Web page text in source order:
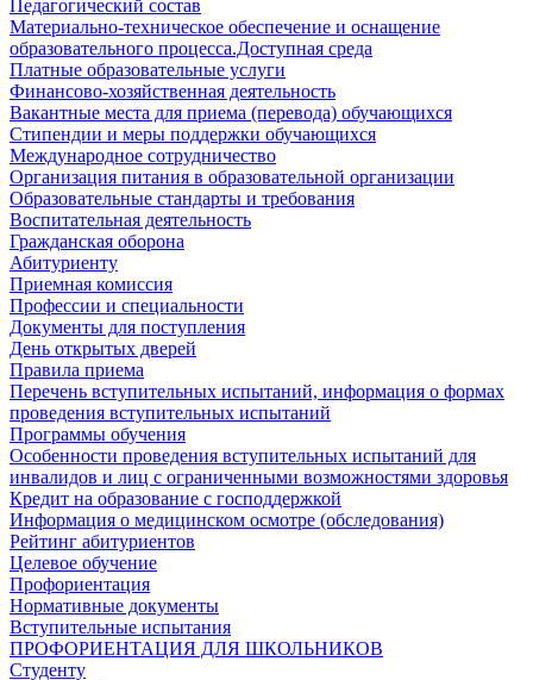
Педагогический состав
Материально-техническое обеспечение и оснащение
образовательного процесса.Доступная среда
Платные образовательные услуги
Финансово-хозяйственная деятельность
Вакантные места для приема (перевода) обучающихся
Стипендии и меры поддержки обучающихся
Международное сотрудничество
Организация питания в образовательной организации
Образовательные стандарты и требования
Воспитательная деятельность
Гражданская оборона
Абитуриенту
Приемная комиссия
Профессии и специальности
Документы для поступления
День открытых дверей
Правила приема
Перечень вступительных испытаний, информация о формах
проведения вступительных испытаний
Программы обучения
Особенности проведения вступительных испытаний для
инвалидов и лиц с ограниченными возможностями здоровья
Кредит на образование с господдержкой
Информация о медицинском осмотре (обследования)
Рейтинг абитуриентов
Целевое обучение
Профориентация
Нормативные документы
Вступительные испытания
ПРОФОРИЕНТАЦИЯ ДЛЯ ШКОЛЬНИКОВ
Студенту